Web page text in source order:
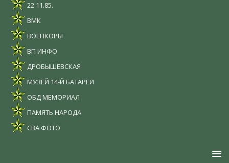
22.11.85.
ВМК
ВОЕНКОРЫ
ВП ИНФО
ДРОБЫШЕВСКАЯ
МУЗЕЙ 14-Й БАТАРЕИ
ОБД МЕМОРИАЛ
ПАМЯТЬ НАРОДА
СВА ФОТО